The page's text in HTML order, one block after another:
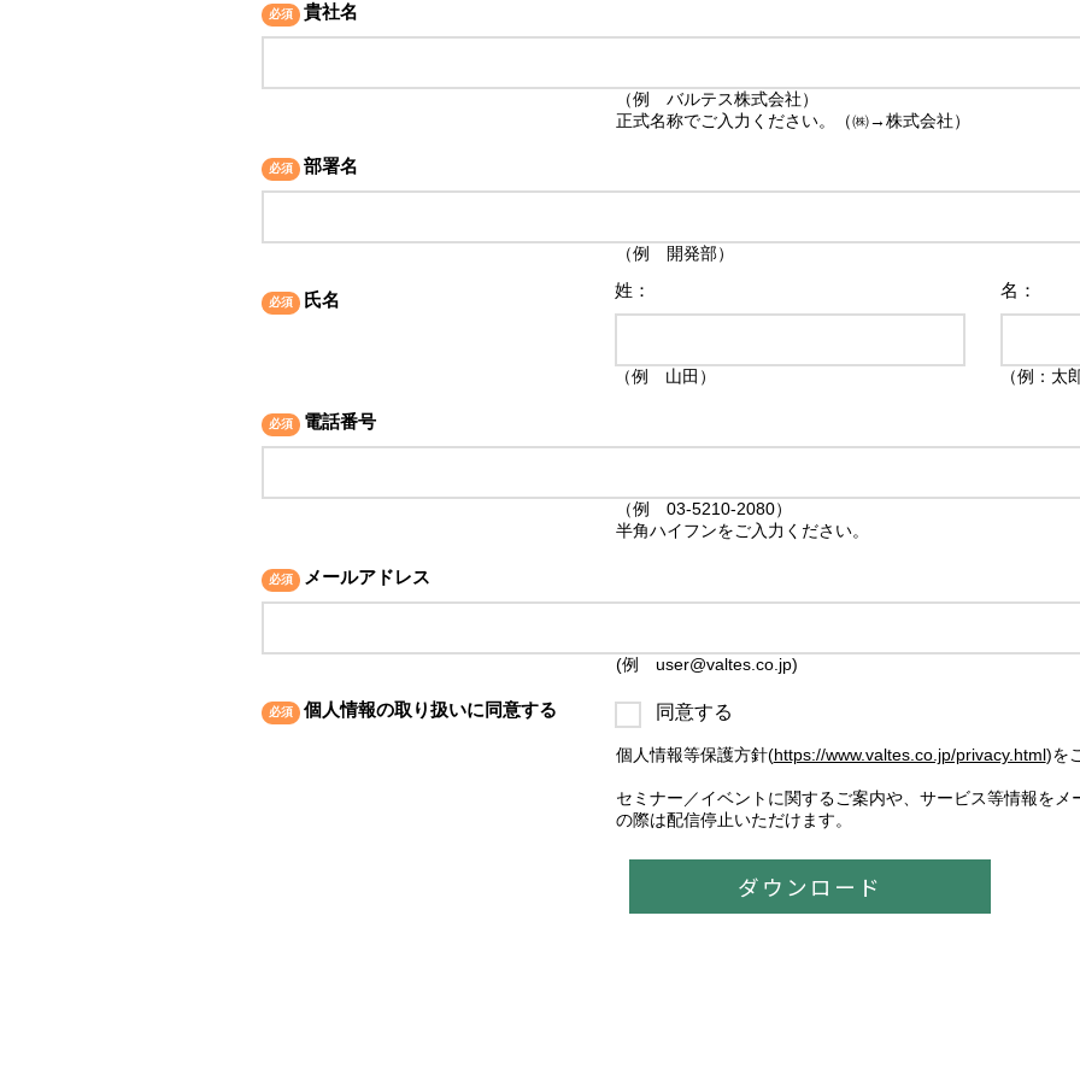
貴社名
（例 バルテス株式会社）
正式名称でご入力ください。（㈱→株式会社）
部署名
（例 開発部）
氏名 姓：
（例 山田）
名：
（例：太
電話番号
（例 03-5210-2080）
半角ハイフンをご入力ください。
メールアドレス
(例 user@valtes.co.jp)
個人情報の取り扱いに同意する 同意する
個人情報等保護方針(https://www.valtes.co.jp/privacy.html )を
セミナー／イベントに関するご案内や、サービス等情報を
の際は配信停止いただけます。